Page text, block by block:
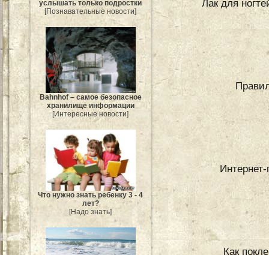
услышать только подростки
[Познавательные новости]
Bahnhof – самое безопасное
хранилище информации
[Интересные новости]
Что нужно знать ребенку 3 - 4
лет?
[Надо знать]
Лак для
Как